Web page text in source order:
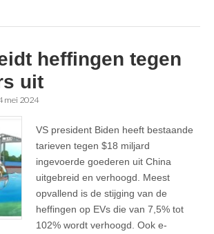
heffingen tegen
uit
mei 2024
VS president Biden heeft bestaande
tarieven tegen $18 miljard
ingevoerde goederen uit China
uitgebreid en verhoogd. Meest
opvallend is de stijging van de
heffingen op EVs die van 7,5% tot
102% wordt verhoogd. Ook e-